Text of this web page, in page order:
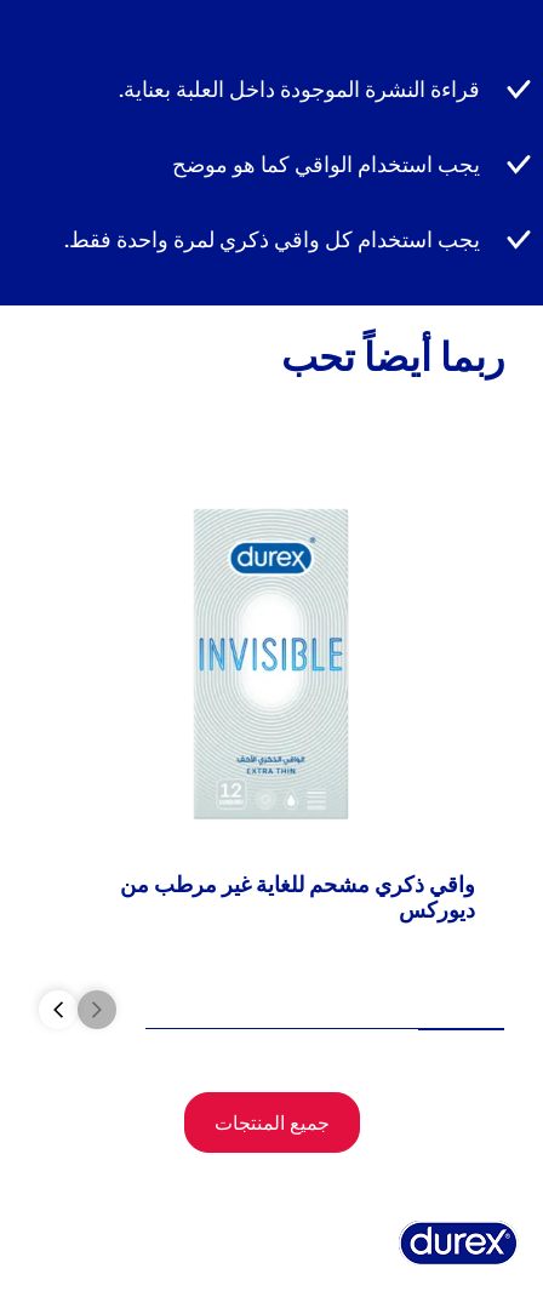
قراءة النشرة الموجودة داخل العلبة بعناية.
يجب استخدام الواقي كما هو موضح
يجب استخدام كل واقي ذكري لمرة واحدة فقط.
ربما أيضاً تحب
واقي ذكري مشحم للغاية غير مرطب من
ديوركس
جميع المنتجات